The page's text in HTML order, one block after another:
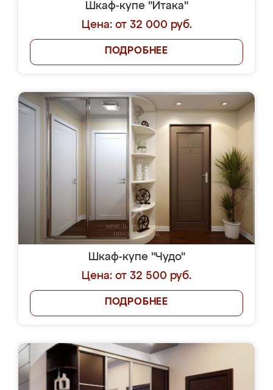
Шкаф-купе "Итака"
Цена: от 32 000 руб.
ПОДРОБНЕЕ
Шкаф-купе "Чудо"
Цена: от 32 500 руб.
ПОДРОБНЕЕ